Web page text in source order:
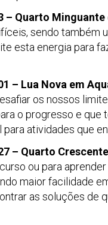
– Quarto
sendo também
esta energia para
– Lua Nova em
os nossos
o progresso e que
atividades que
– Quarto
ou para
maior facilidade
as soluções de